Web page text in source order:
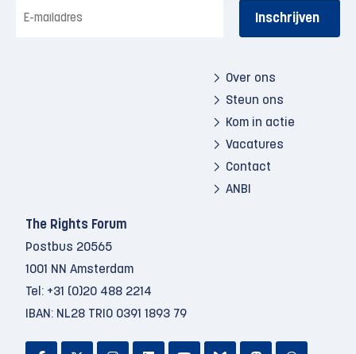
mailadres
Over ons
Steun ons
Kom in actie
Vacatures
Contact
ANBI
The Rights Forum
Postbus 20565
1001 NN Amsterdam
Tel: +31 (0)20 488 2214
IBAN: NL28 TRIO 0391 1893 79